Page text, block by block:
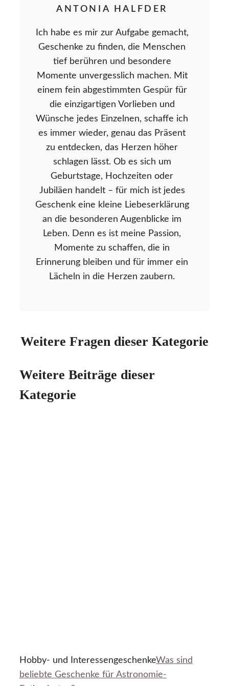
ANTONIA HALFDER
Ich habe es mir zur Aufgabe gemacht,
Geschenke zu finden, die Menschen
tief berühren und besondere
Momente unvergesslich machen. Mit
einem fein abgestimmten Gespür für
die einzigartigen Vorlieben und
Wünsche jedes Einzelnen, schaffe ich
es immer wieder, genau das Präsent
zu entdecken, das Herzen höher
schlagen lässt. Ob es sich um
Geburtstage, Hochzeiten oder
Jubiläen handelt – für mich ist jedes
Geschenk eine kleine Liebeserklärung
an die besonderen Augenblicke im
Leben. Denn es ist meine Passion,
Momente zu schaffen, die in
Erinnerung bleiben und für immer ein
Lächeln in die Herzen zaubern.
Weitere Fragen dieser Kategorie
Weitere Beiträge dieser
Kategorie
Hobby- und InteressengeschenkeWas sind
beliebte Geschenke für Astronomie-